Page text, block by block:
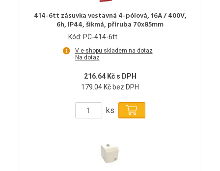
414-6tt zásuvka vestavná 4-pólová, 16A / 400V,
6h, IP44, šikmá, příruba 70x85mm
Kód: PC-414-6tt
V e-shopu skladem na dotaz
Na dotaz
216.64 Kč s DPH
179.04 Kč bez DPH
ks